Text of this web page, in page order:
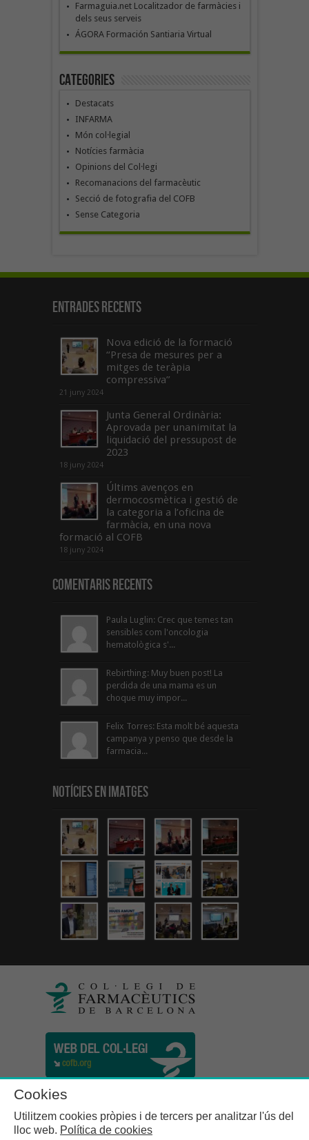
Farmaguia.net Localitzador de farmàcies i
dels seus serveis
ÁGORA Formación Santiaria Virtual
Categories
Destacats
INFARMA
Món col·legial
Notícies farmàcia
Opinions del Col·legi
Recomanacions del farmacèutic
Secció de fotografia del COFB
Sense Categoria
Entrades recents
Nova edició de la formació
“Presa de mesures per a
mitges de teràpia
compressiva”
21 juny 2024
Junta General Ordinària:
Aprovada per unanimitat la
liquidació del pressupost de
2023
18 juny 2024
Últims avenços en
dermocosmètica i gestió de
la categoria a l’oficina de
farmàcia, en una nova
formació al COFB
18 juny 2024
Comentaris Recents
Paula Luglin: Crec que temes tan
sensibles com l'oncologia
hematològica s'...
Rebirthing: Muy buen post! La
perdida de una mama es un
choque muy impor...
Felix Torres: Esta molt bé aquesta
campanya y penso que desde la
farmacia...
Notícies en Imatges
Cookies
Utilitzem cookies pròpies i de tercers per analitzar l'ús del
lloc web. Política de cookies